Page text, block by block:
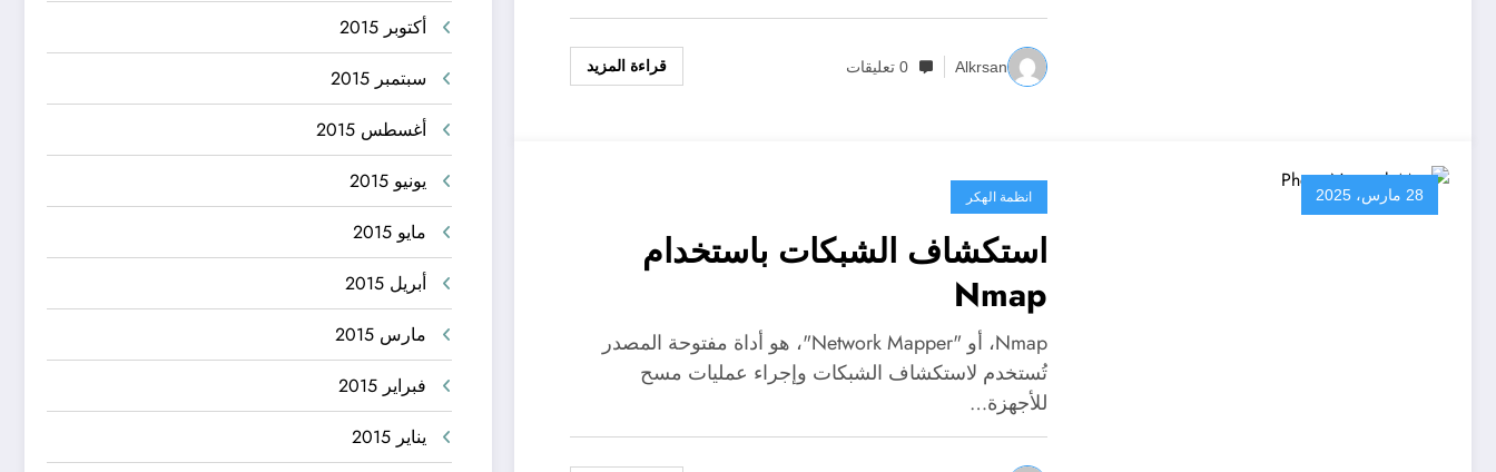
Alkrsan 0 تعليقات قراءة المزيد
28 مارس، 2025 انظمة الهكر
استكشاف الشبكات باستخدام
Nmap
Nmap، أو "Network Mapper"، هو أداة مفتوحة المصدر
تُستخدم لاستكشاف الشبكات وإجراء عمليات مسح
للأجهزة…
أكتوبر 2015
سبتمبر 2015
أغسطس 2015
يونيو 2015
مايو 2015
أبريل 2015
مارس 2015
فبراير 2015
يناير 2015